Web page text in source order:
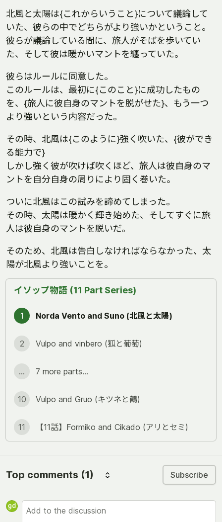
北風と太陽は{これからいうこと}について議論して
いた、彼らの中でどちらがより強いかということ。
彼らが議論している間に、旅人がそばを歩いてい
た、そして彼は暖かいマントを纏っていた。
彼らはルールに同意した。
このルールは、最初に{このこと}に成功したもの
を、{旅人に彼自身のマントを脱がせた}、もう一つ
より強いという内容だった。
その時、北風は{このように}強く吹いた、{彼ができ
る能力で}
しかし強く彼が吹けば吹くほど、旅人は彼自身のマ
ントを自分自身の周りにより固く巻いた。
ついに北風はこの試みを諦めてしまった。
その時、太陽は暖かく輝き始めた、そしてすぐに旅
人は彼自身のマントを脱いだ。
そのため、北風は告白しなければならなかった、太
陽が北風より強いことを。
イソップ物語 (11 Part Series)
1 Norda Vento and Suno (北風と太陽)
2 Vulpo and vinbero (狐と葡萄)
... 7 more parts...
10 Vulpo and Gruo (キツネと鶴)
11 【11話】Formiko and Cikado (アリとセミ)
Top comments (1) Subscribe